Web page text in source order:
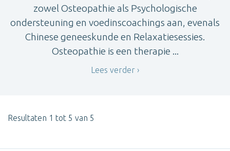
zowel Osteopathie als Psychologische
ondersteuning en voedinscoachings aan, evenals
Chinese geneeskunde en Relaxatiesessies.
Osteopathie is een therapie ...
Lees verder
Resultaten 1 tot 5 van 5